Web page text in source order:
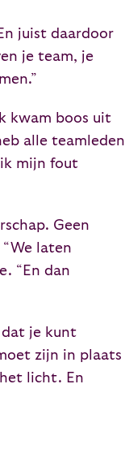
juist daardoor
je team, je
kwam boos uit
alle teamleden
mijn fout
Geen
laten
“En dan
dat je kunt
zijn in plaats
licht. En